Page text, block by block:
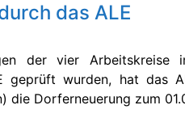
das ALE
der vier Arbeitskreise
geprüft wurden, hat das
die Dorferneuerung zum